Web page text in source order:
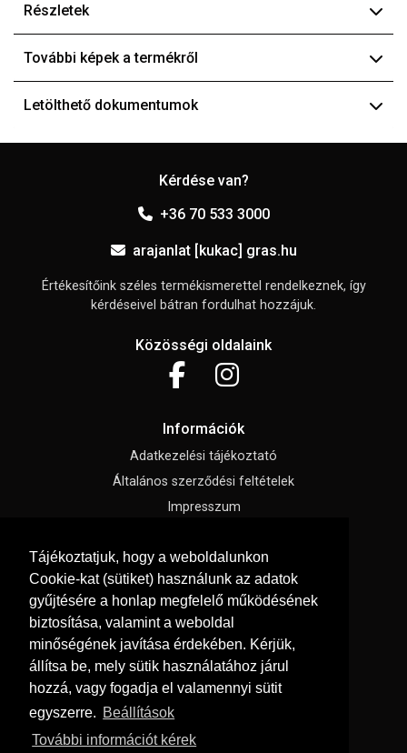
Tájékoztatjuk, hogy a weboldalunkon
Cookie-kat (sütiket) használunk az adatok
gyűjtésére a honlap megfelelő működésének
biztosítása, valamint a weboldal
minőségének javítása érdekében. Kérjük,
állítsa be, mely sütik használatához járul
hozzá, vagy fogadja el valamennyi sütit
egyszerre. Beállítások
További információt kérek
Részletek
További képek a termékről
Letölthető dokumentumok
Kérdése van?
+36 70 533 3000
arajanlat [kukac] gras.hu
Értékesítőink széles termékismerettel rendelkeznek, így
kérdéseivel bátran fordulhat hozzájuk.
Közösségi oldalaink
Információk
Adatkezelési tájékoztató
Általános szerződési feltételek
Impresszum
Menü
Ajánlatkérés
Hírek, cikkek
Kapcsolat
Letölthető katalógusok
Oldaltérkép